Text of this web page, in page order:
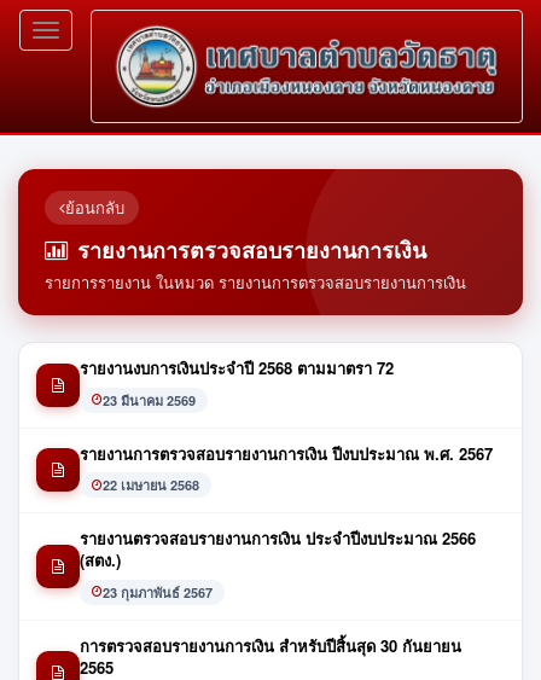
Toggle
navigation
ย้อนกลับ
รายงานการตรวจสอบรายงานการเงิน
รายการรายงาน ในหมวด รายงานการตรวจสอบรายงานการเงิน
รายงานงบการเงินประจำปี 2568 ตามมาตรา 72
23 มีนาคม 2569
รายงานการตรวจสอบรายงานการเงิน ปีงบประมาณ พ.ศ. 2567
22 เมษายน 2568
รายงานตรวจสอบรายงานการเงิน ประจำปีงบประมาณ 2566
(สตง.)
23 กุมภาพันธ์ 2567
การตรวจสอบรายงานการเงิน สำหรับปีสิ้นสุด 30 กันยายน
2565